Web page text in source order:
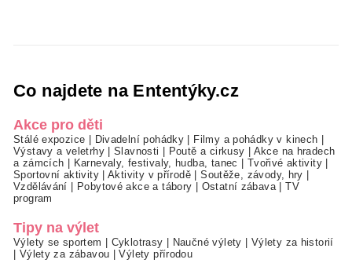
Co najdete na Ententýky.cz
Akce pro děti
Stálé expozice Divadelní pohádky Filmy a pohádky v kinech
Výstavy a veletrhy|Slavnosti Poutě a cirkusy
Akce na hradech
a zámcích
Karnevaly, festivaly, hudba, tanec Tvořivé aktivity
Sportovní aktivity|Aktivity v přírodě |Soutěže, závody, hry
Vzdělávání
Pobytové akce a tábory Ostatní zábava |TV
program
Tipy na výlet
Výlety se sportem Cyklotrasy Naučné výlety
Výlety za historií
Výlety za zábavou |Výlety přírodou